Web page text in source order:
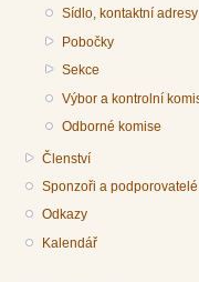
Sídlo, kontaktní adresy
Pobočky
Sekce
Výbor a kontrolní
Odborné komise
Členství
Sponzoři a podporovatelé
Odkazy
Kalendář